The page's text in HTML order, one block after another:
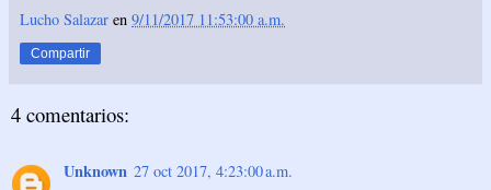
Lucho Salazar en 9/11/2017 11:53:00 a.m.
Compartir
4 comentarios:
Unknown 27 oct 2017, 4:23:00 a.m.